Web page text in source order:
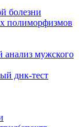
болезни
полиморфизмов
анализ мужского
днк-тест